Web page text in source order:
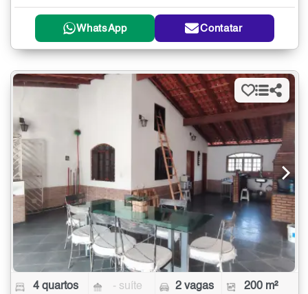
WhatsApp Contatar
4 quartos - suíte 2 vagas 200 m²